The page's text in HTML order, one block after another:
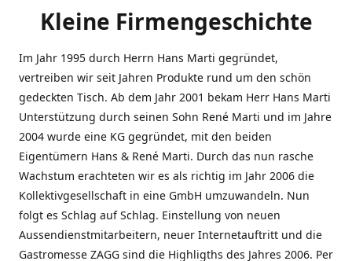
Kleine Firmengeschichte
Im Jahr 1995 durch Herrn Hans Marti gegründet,
vertreiben wir seit Jahren Produkte rund um den schön
gedeckten Tisch. Ab dem Jahr 2001 bekam Herr Hans Marti
Unterstützung durch seinen Sohn René Marti und im Jahre
2004 wurde eine KG gegründet, mit den beiden
Eigentümern Hans & René Marti. Durch das nun rasche
Wachstum erachteten wir es als richtig im Jahr 2006 die
Kollektivgesellschaft in eine GmbH umzuwandeln. Nun
folgt es Schlag auf Schlag. Einstellung von neuen
Aussendienstmitarbeitern, neuer Internetauftritt und die
Gastromesse ZAGG sind die Highligths des Jahres 2006. Per